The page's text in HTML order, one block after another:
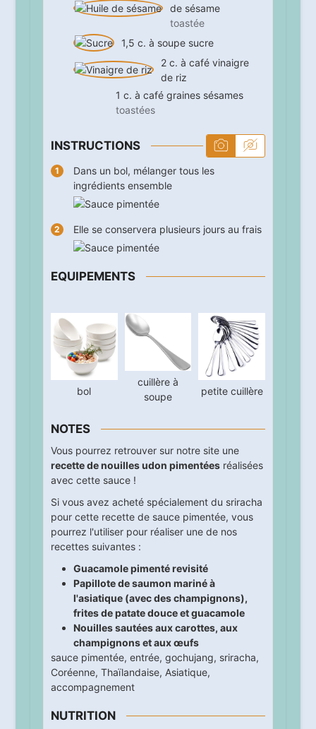
de sésame
toastée
1,5 c. à soupe sucre
2 c. à café vinaigre
de riz
1 c. à café graines sésames
toastées
INSTRUCTIONS
Dans un bol, mélanger tous les
ingrédients ensemble
Elle se conservera plusieurs jours au frais
EQUIPEMENTS
bol
cuillère à
soupe
petite cuillère
NOTES
Vous pourrez retrouver sur notre site une
recette de nouilles udon pimentéesréalisées
avec cette sauce !
Si vous avez acheté spécialement du sriracha
pour cette recette de sauce pimentée, vous
pourrez l'utiliser pour réaliser une de nos
recettes suivantes :
Guacamole pimenté revisité
Papillote de saumon mariné à
l'asiatique (avec des champignons),
frites de patate douce et guacamole
Nouilles sautées aux carottes, aux
champignons et aux œufs
sauce pimentée, entrée, gochujang, sriracha,
Coréenne, Thaïlandaise, Asiatique,
accompagnement
NUTRITION